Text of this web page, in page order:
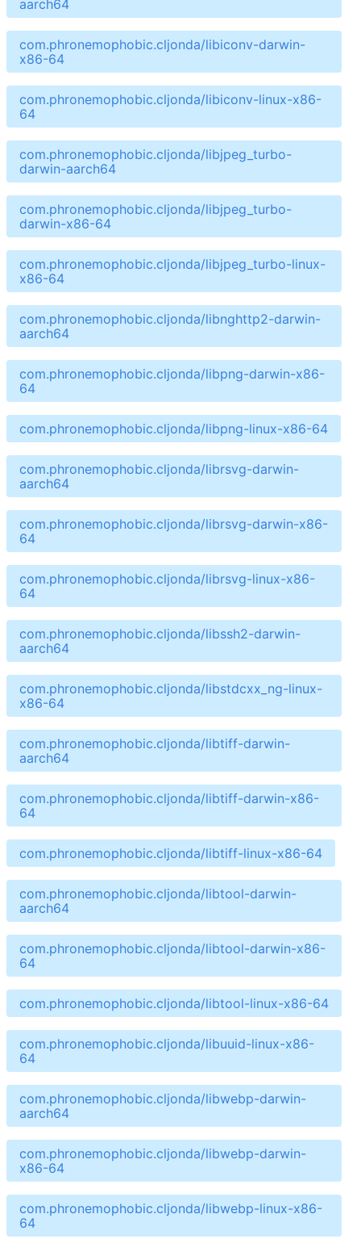
aarch64
com.phronemophobic.cljonda/libiconv-darwin-
x86-64
com.phronemophobic.cljonda/libiconv-linux-x86-
64
com.phronemophobic.cljonda/libjpeg_turbo-
darwin-aarch64
com.phronemophobic.cljonda/libjpeg_turbo-
darwin-x86-64
com.phronemophobic.cljonda/libjpeg_turbo-linux-
x86-64
com.phronemophobic.cljonda/libnghttp2-darwin-
aarch64
com.phronemophobic.cljonda/libpng-darwin-x86-
64
com.phronemophobic.cljonda/libpng-linux-x86-64
com.phronemophobic.cljonda/librsvg-darwin-
aarch64
com.phronemophobic.cljonda/librsvg-darwin-x86-
64
com.phronemophobic.cljonda/librsvg-linux-x86-
64
com.phronemophobic.cljonda/libssh2-darwin-
aarch64
com.phronemophobic.cljonda/libstdcxx_ng-linux-
x86-64
com.phronemophobic.cljonda/libtiff-darwin-
aarch64
com.phronemophobic.cljonda/libtiff-darwin-x86-
64
com.phronemophobic.cljonda/libtiff-linux-x86-64
com.phronemophobic.cljonda/libtool-darwin-
aarch64
com.phronemophobic.cljonda/libtool-darwin-x86-
64
com.phronemophobic.cljonda/libtool-linux-x86-64
com.phronemophobic.cljonda/libuuid-linux-x86-
64
com.phronemophobic.cljonda/libwebp-darwin-
aarch64
com.phronemophobic.cljonda/libwebp-darwin-
x86-64
com.phronemophobic.cljonda/libwebp-linux-x86-
64